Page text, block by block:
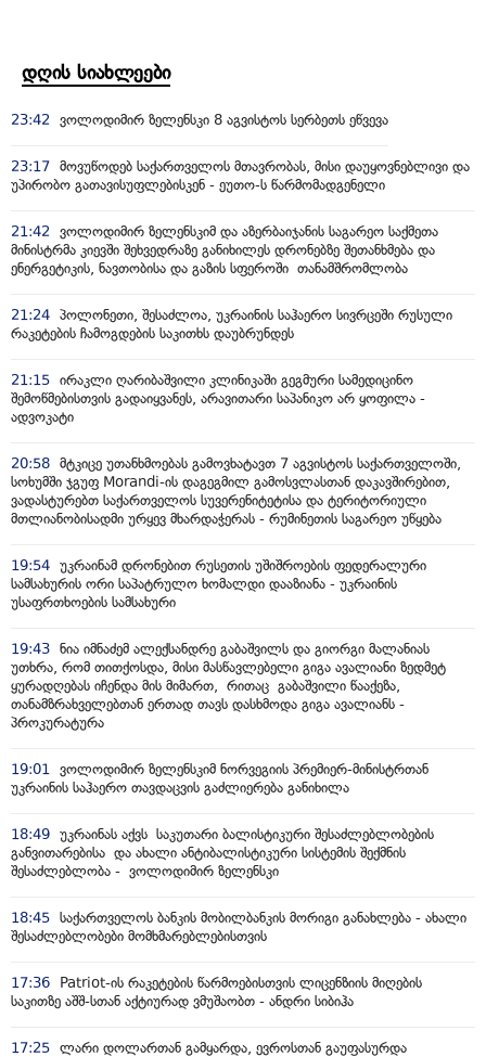
დღის სიახლეები
23:42 ვოლოდიმირ ზელენსკი 8 აგვისტოს სერბეთს ეწვევა
23:17 მოვუწოდებ საქართველოს მთავრობას, მისი დაუყოვნებლივი და
უპირობო გათავისუფლებისკენ - ეუთო-ს წარმომადგენელი
21:42
ვოლოდიმირ ზელენსკიმ და აზერბაიჯანის საგარეო საქმეთა
მინისტრმა კიევში შეხვედრაზე განიხილეს დრონებზე შეთანხმება და
ენერგეტიკის, ნავთობისა და გაზის სფეროში თანამშრომლობა
21:24 პოლონეთი, შესაძლოა, უკრაინის საჰაერო სივრცეში რუსული
რაკეტების ჩამოგდების საკითხს დაუბრუნდეს
21:15 ირაკლი ღარიბაშვილი კლინიკაში გეგმური სამედიცინო
შემოწმებისთვის გადაიყვანეს, არავითარი საპანიკო არ ყოფილა -
ადვოკატი
20:58 მტკიცე უთანხმოებას გამოვხატავთ 7 აგვისტოს საქართველოში,
სოხუმში ჯგუფ Morandi-ის დაგეგმილ გამოსვლასთან დაკავშირებით,
ვადასტურებთ საქართველოს სუვერენიტეტისა და ტერიტორიული
მთლიანობისადმი ურყევ მხარდაჭერას - რუმინეთის საგარეო უწყება
19:54 უკრაინამ დრონებით რუსეთის უშიშროების ფედერალური
სამსახურის ორი საპატრულო ხომალდი დააზიანა - უკრაინის
უსაფრთხოების სამსახური
19:43 ნია იმნაძემ ალექსანდრე გაბაშვილს და გიორგი მალანიას
უთხრა, რომ თითქოსდა, მისი მასწავლებელი გიგა ავალიანი ზედმეტ
ყურადღებას იჩენდა მის მიმართ, რითაც გაბაშვილი წააქეზა,
თანამზრახველებთან ერთად თავს დასხმოდა გიგა ავალიანს -
პროკურატურა
19:01
ვოლოდიმირ ზელენსკიმ ნორვეგიის პრემიერ-მინისტრთან
უკრაინის საჰაერო თავდაცვის გაძლიერება განიხილა
18:49 უკრაინას აქვს საკუთარი ბალისტიკური შესაძლებლობების
განვითარებისა და ახალი ანტიბალისტიკური სისტემის შექმნის
შესაძლებლობა - ვოლოდიმირ ზელენსკი
18:45 საქართველოს ბანკის მობილბანკის მორიგი განახლება - ახალი
შესაძლებლობები მომხმარებლებისთვის
17:36
Patriot-ის რაკეტების წარმოებისთვის ლიცენზიის მიღების
საკითზე აშშ-სთან აქტიურად ვმუშაობთ - ანდრი სიბიჰა
17:25 ლარი დოლართან გამყარდა, ევროსთან გაუფასურდა